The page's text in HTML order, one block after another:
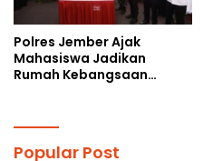
Polres Jember Ajak
Mahasiswa Jadikan
Rumah Kebangsaan
Popular Post